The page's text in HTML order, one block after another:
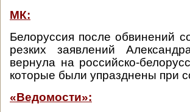
МК:
Белоруссия после обвинений
резких заявлений
вернула на российско-
которые были упразднены при
«Ведомости»: